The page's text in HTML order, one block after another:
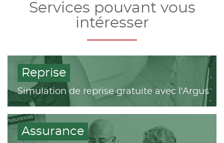
Services pouvant vous
intéresser
Reprise
Simulation de reprise gratuite avec l'Argus
Assurance